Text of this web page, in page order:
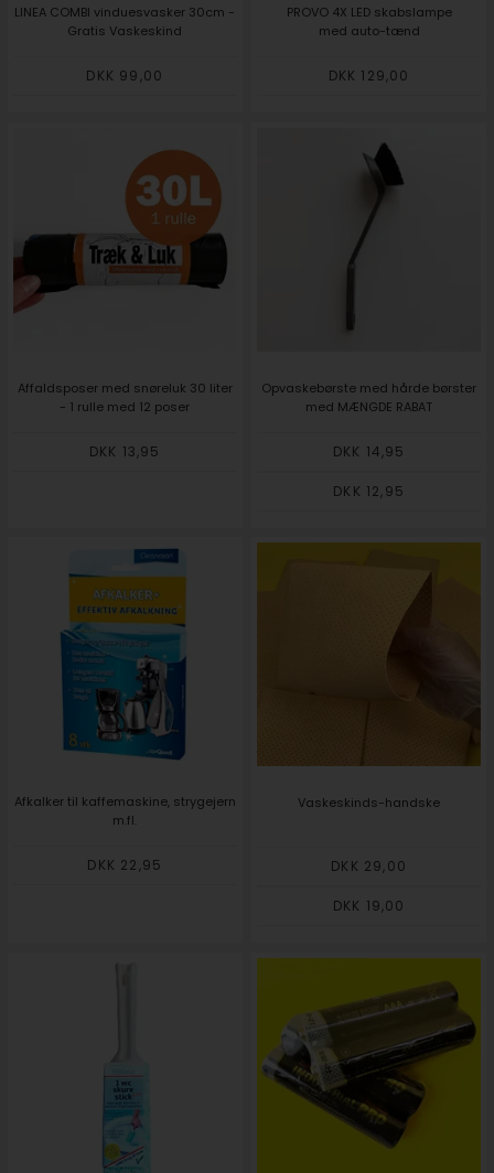
LINEA COMBI vinduesvasker 30cm -
Gratis Vaskeskind
DKK 99,00
PROVO 4X LED skabslampe
med auto-tænd
DKK 129,00
Affaldsposer med snøreluk 30 liter
- 1 rulle med 12 poser
DKK 13,95
Opvaskebørste med hårde børster
med MÆNGDE RABAT
DKK 14,95
DKK 12,95
Afkalker til kaffemaskine, strygejern
m.fl.
DKK 22,95
Vaskeskinds-handske
DKK 29,00
DKK 19,00